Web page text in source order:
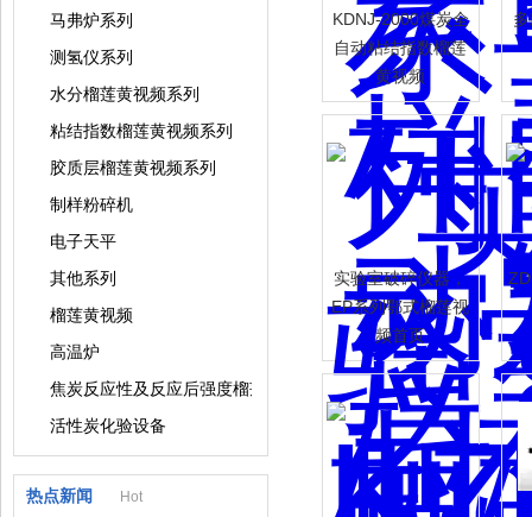
马弗炉系列
测氢仪系列
水分榴莲黄视频系列
粘结指数榴莲黄视频系列
胶质层榴莲黄视频系列
制样粉碎机
电子天平
其他系列
榴莲黄视频
高温炉
焦炭反应性及反应后强度榴莲黄视频
活性炭化验设备
热点新闻 Hot
KDNJ-2000煤炭全
自动粘结指数榴莲
黄视频
实验室破碎仪器，
EP系列鄂式榴莲视
频首页